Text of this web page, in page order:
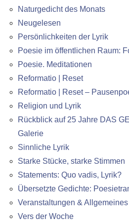
Naturgedicht des Monats
Neugelesen
Persönlichkeiten der Lyrik
Poesie im öffentlichen Raum:
Poesie. Meditationen
Reformatio | Reset
Reformatio | Reset –
Religion und Lyrik
Rückblick auf 25 Jahre DAS
Galerie
Sinnliche Lyrik
Starke Stücke, starke Stimmen
Statements: Quo vadis, Lyrik?
Übersetzte Gedichte:
Veranstaltungen & Allgemeines
Vers der Woche